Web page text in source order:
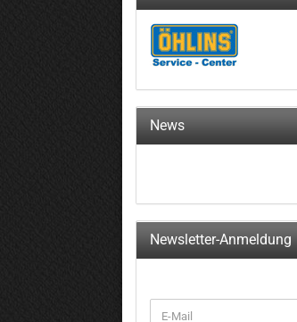
News
Newsletter-Anmeldung
E-